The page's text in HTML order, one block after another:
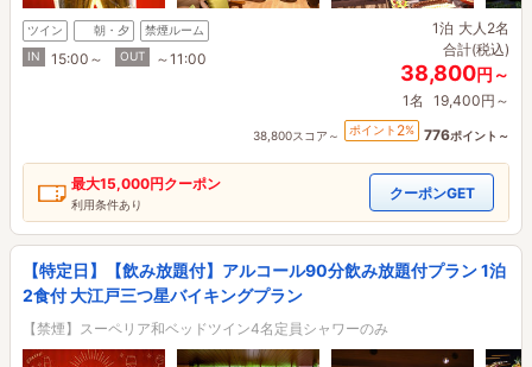
ツイン 朝・夕
禁煙ルーム
IN
15:00～ OUT ～11:00
1泊 大人2名
合計(税込)
38,800円～
1名 19,400円～
38,800スコア～ ポイント 2% 776ポイント～
最大15,000円クーポン
利用条件あり
クーポンGET
【特定日】【飲み放題付】アルコール90分飲み放題付プラン 1泊
2食付 大江戸三つ星バイキングプラン
【禁煙】スーペリア和ベッドツイン4名定員シャワーのみ